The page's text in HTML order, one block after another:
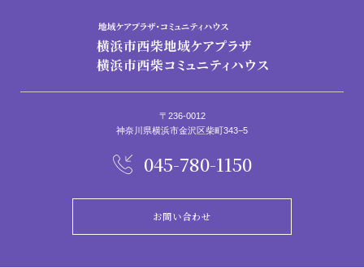
〒236-0012
神奈川県横浜市金沢区柴町343−5
045-780-1150
お問い合わせ